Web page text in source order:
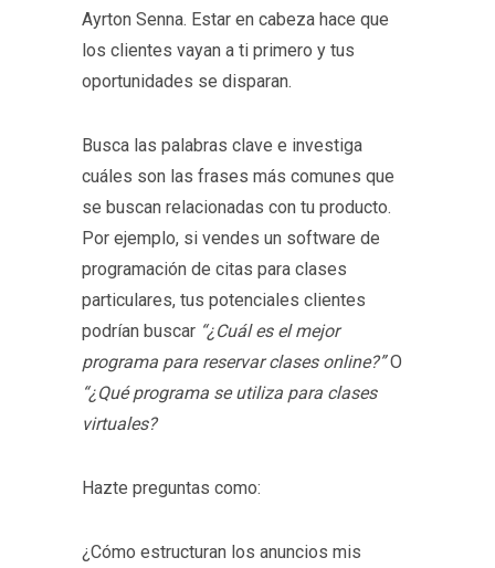
Ayrton Senna. Estar en cabeza hace que
los clientes vayan a ti primero y tus
oportunidades se disparan.
Busca las palabras clave e investiga
cuáles son las frases más comunes que
se buscan relacionadas con tu producto.
Por ejemplo, si vendes un software de
programación de citas para clases
particulares, tus potenciales clientes
podrían buscar “¿Cuál es el mejor
programa para reservar clases online?”O
“¿Qué programa se utiliza para clases
virtuales?
Hazte preguntas como:
¿Cómo estructuran los anuncios mis